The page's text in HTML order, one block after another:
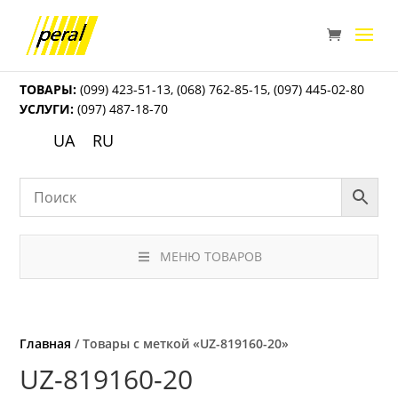
ТОВАРЫ: (099) 423-51-13,(068) 762-85-15,(097) 445-02-80
УСЛУГИ: (097) 487-18-70
UA RU
МЕНЮ ТОВАРОВ
Главная / Товары с меткой «UZ-819160-20»
UZ-819160-20